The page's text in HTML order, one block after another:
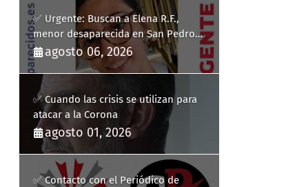
✅ Urgente: Buscan a Elena R.F.,
menor desaparecida en San Pedro
del Pinatar
agosto 06, 2026
✅ Cuando las crisis se utilizan para
atacar a la Corona
agosto 01, 2026
✅ Contacto con el Periódico de